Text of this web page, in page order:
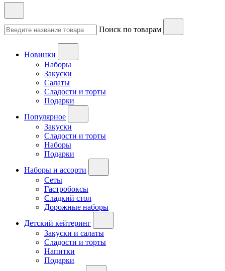
Поиск по товарам
Новинки
Наборы
Закуски
Салаты
Сладости и торты
Подарки
Популярное
Закуски
Сладости и торты
Наборы
Подарки
Наборы и ассорти
Сеты
Гастробоксы
Сладкий стол
Дорожные наборы
Детский кейтеринг
Закуски и салаты
Сладости и торты
Напитки
Подарки